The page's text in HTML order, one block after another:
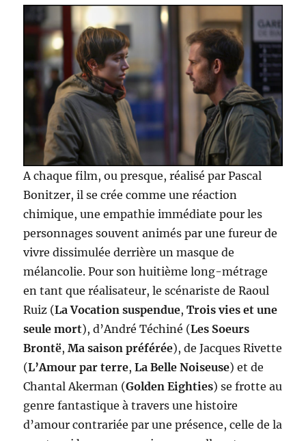
A chaque film, ou presque, réalisé par Pascal
Bonitzer, il se crée comme une réaction
chimique, une empathie immédiate pour les
personnages souvent animés par une fureur de
vivre dissimulée derrière un masque de
mélancolie. Pour son huitième long-métrage
en tant que réalisateur, le scénariste de Raoul
Ruiz (La Vocation suspendue,Trois vies et une
seule mort), d’André Téchiné (Les Soeurs
Brontë,Ma saison préférée), de Jacques Rivette
(L’Amour par terre,La Belle Noiseuse) et de
Chantal Akerman (Golden Eighties) se frotte au
genre fantastique à travers une histoire
d’amour contrariée par une présence, celle de la